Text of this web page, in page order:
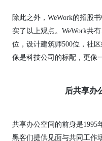
除此之外，WeWork的招股
实了以上观点。WeWork共
位，设计建筑师500位，社
像是科技公司的标配，更像
后共享办
共享办公空间的前身是1995
黑客们提供见面与共同工作